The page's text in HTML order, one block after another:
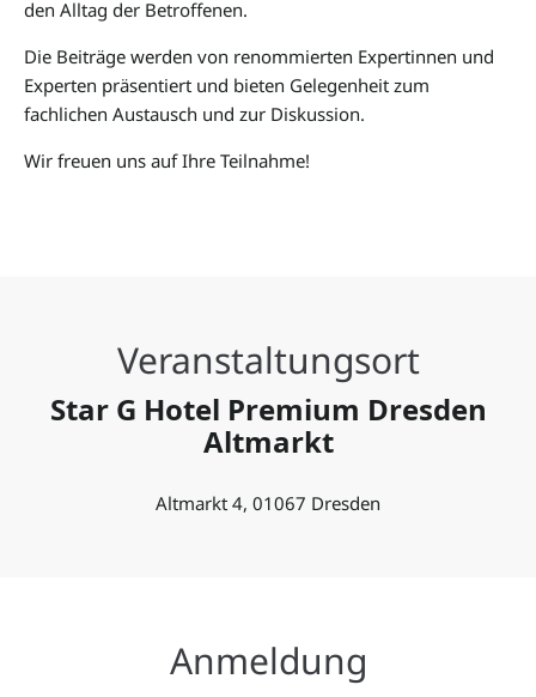
den Alltag der Betroffenen.
Die Beiträge werden von renommierten Expertinnen und
Experten präsentiert und bieten Gelegenheit zum
fachlichen Austausch und zur Diskussion.
Wir freuen uns auf Ihre Teilnahme!
Veranstaltungsort
Star G Hotel Premium Dresden
Altmarkt
Altmarkt 4, 01067 Dresden
Anmeldung